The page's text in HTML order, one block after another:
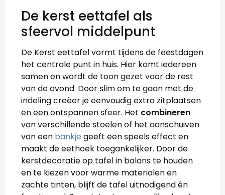
De kerst eettafel als
sfeervol middelpunt
De Kerst eettafel vormt tijdens de feestdagen
het centrale punt in huis. Hier komt iedereen
samen en wordt de toon gezet voor de rest
van de avond. Door slim om te gaan met de
indeling creëer je eenvoudig extra zitplaatsen
en een ontspannen sfeer. Het combineren
van verschillende stoelen of het aanschuiven
van een bankje geeft een speels effect en
maakt de eethoek toegankelijker. Door de
kerstdecoratie op tafel in balans te houden
en te kiezen voor warme materialen en
zachte tinten, blijft de tafel uitnodigend én